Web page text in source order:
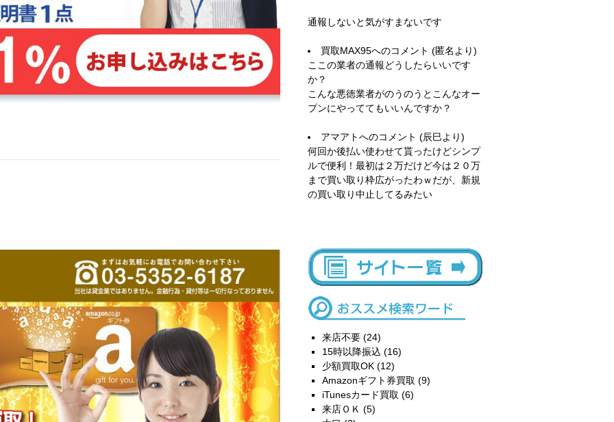
通報しないと気がすまないです
買取MAX95へのコメント (匿名より)
ここの業者の通報どうしたらいいです
か？
こんな悪徳業者がのうのうとこんなオー
プンにやっててもいいんですか？
アマアトへのコメント (辰巳より)
何回か後払い使わせて貰ったけどシンプ
ルで便利！最初は２万だけど今は２０万
まで買い取り枠広がったわｗだが、新規
の買い取り中止してるみたい
来店不要 (24)
15時以降振込 (16)
少額買取OK (12)
Amazonギフト券買取 (9)
iTunesカード買取 (6)
来店ＯＫ (5)